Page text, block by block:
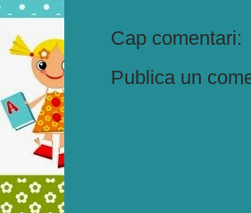
Cap comentari:
Publica un